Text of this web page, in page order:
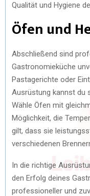
Qualität und Hygiene
Öfen und
Abschließend sind
Gastronomieküche
Pastagerichte oder
Ausrüstung kannst du
Wähle Öfen mit
Möglichkeit, die
gilt, dass sie
verschiedenen
In die richtige
den Erfolg deines
professioneller und